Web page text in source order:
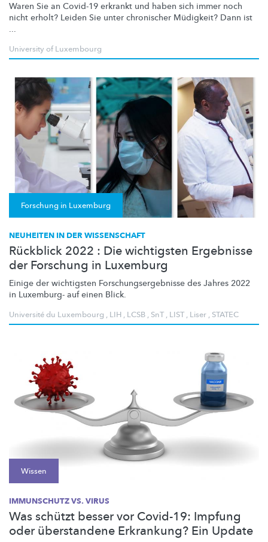
Waren Sie an Covid-19 erkrankt und haben sich immer noch
nicht erholt? Leiden Sie unter chronischer Müdigkeit? Dann ist
...
University of Luxembourg
Forschung in Luxemburg
NEUHEITEN IN DER WISSENSCHAFT
Rückblick 2022 : Die wichtigsten Ergebnisse
der Forschung in Luxemburg
Einige der wichtigsten Forschungsergebnisse des Jahres 2022
in Luxemburg- auf einen Blick.
Université du Luxembourg , LIH , LCSB , SnT, LIST, Liser , STATEC
Wissen
IMMUNSCHUTZ VS. VIRUS
Was schützt besser vor Covid-19: Impfung
oder überstandene Erkrankung? Ein Update